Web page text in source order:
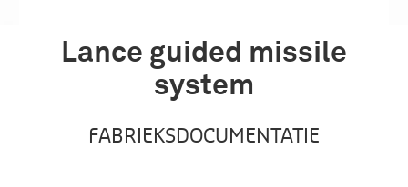
Lance guided missile
system
FABRIEKSDOCUMENTATIE